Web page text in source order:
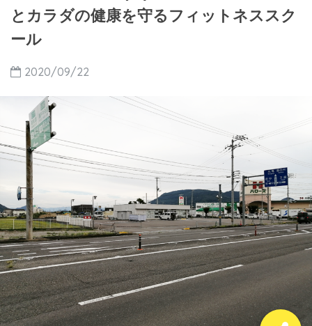
とカラダの健康を守るフィットネススク
ール
2020/09/22